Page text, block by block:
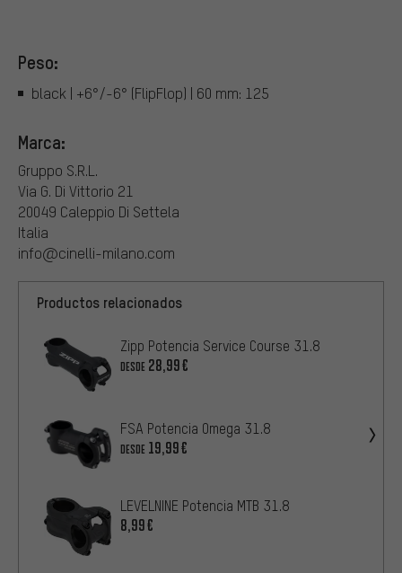
Peso:
black | +6°/-6° (FlipFlop) | 60 mm: 125
Marca:
Gruppo S.R.L.
Via G. Di Vittorio 21
20049 Caleppio Di Settela
Italia
info@cinelli-milano.com
Productos relacionados
Zipp Potencia Service Course 31.8
DESDE 28,99€
FSA Potencia Omega 31.8
DESDE 19,99€
LEVELNINE Potencia MTB 31.8
8,99€